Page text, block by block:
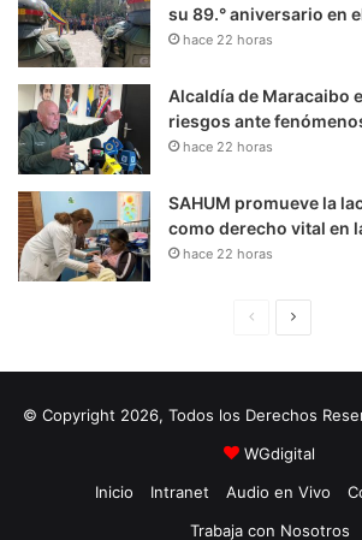
su 89.° aniversario en
hace 22 horas
Alcaldía de Maracaibo
riesgos ante
hace 22 horas
SAHUM promueve la
como derecho vital en
hace 22 horas
i
n
a
u
i
e
© Copyright 2026, Todos los Derechos
WGdigital
Inicio
Intranet Audio en Vivo
Trabaja con Nosotros